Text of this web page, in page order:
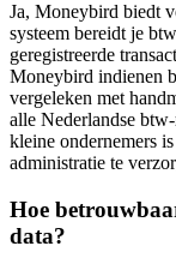
Ja, Moneybird biedt
systeem bereidt je
geregistreerde
Moneybird indienen
vergeleken met
alle Nederlandse
kleine ondernemers
administratie te
Hoe
data?